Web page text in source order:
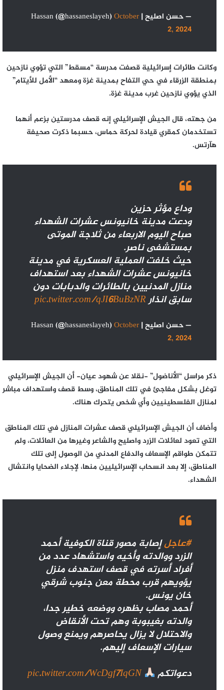
— حسن اصليح | Hassan (@hassaneslayeh) October
2, 2024
وكانت طائرات إسرائيلية قصفت مدرسة “مسقط” التي تؤوي نازحين
بمنطقة الزرقاء في حي التفاح بمدينة غزة ومعهد “الأمل للأيتام”
الذي يؤوي نازحين غرب مدينة غزة.
من جهته، قال الجيش الإسرائيلي إنه قصف مدرستين بزعم أنهما
تستخدمان كمقري قيادة لحركة حماس، حسبما ذكرت صحيفة
هآرتس.
وداع مؤثر حزين
ودعت مدينة خانيونس عشرات الشهداء
صباح اليوم الاربعاء من ثلاجة الموتى
بمستشفى ناصر.
حيث خلفت العملية العسكرية في مدينة
خانيونس عشرات الشهداء بعد استهداف
منازل المدنيين بالطائرات والدبابات دون
سابق انذارpic.twitter.com/qJI6BuBzNR
— حسن اصليح | Hassan (@hassaneslayeh) October
2, 2024
ذكر مراسل “الأناضول” -نقلا عن شهود عيان- أن الجيش الإسرائيلي
توغل بشكل مفاجئ في تلك المناطق، وسط قصف واستهداف مباشر
لمنازل الفلسطينيين وأي شخص يتحرك هناك.
وأضاف أن الجيش الإسرائيلي قصف عشرات المنازل في تلك المناطق
التي تعود لعائلات الزردواصليح والشاعر وغيرها من العائلات، ولم
تتمكن طواقم الإسعاف والدفاع المدني من الوصول إلى تلك
المناطق، إلا بعد انسحاب الإسرائيليين منها، لإجلاء الضحايا وانتشال
الشهداء.
#عاجلإصابة مصور قناة الكوفية أحمد
الزرد ووالدته وأخيه واستشهاد عدد من
أفراد أسرته في قصف استهدف منزل
يؤويهم قرب محطة معن جنوب شرقي
خان يونس.
أحمد مصاب بظهره ووضعه خطير جدا،
والدته بغيبوبة وهم تحت الأنقاض
والاحتلال لا يزال يحاصرهم ويمنع وصول
سيارات الإسعاف إليهم.
دعواتكم
pic.twitter.com/WcDgf7IqGN